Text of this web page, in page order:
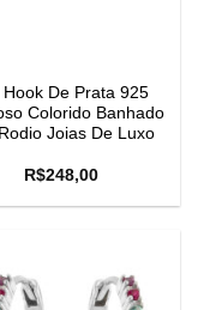
Hook De Prata 925
Colorido Banhado
Joias De Luxo
R$248,00